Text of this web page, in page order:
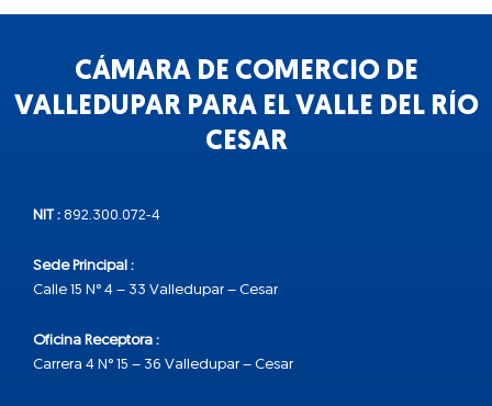
CÁMARA DE COMERCIO DE
VALLEDUPAR PARA EL VALLE DEL RÍO
CESAR
NIT : 892.300.072-4
Sede Principal :
Calle 15 N° 4 – 33 Valledupar – Cesar
Oficina Receptora :
Carrera 4 N° 15 – 36 Valledupar – Cesar